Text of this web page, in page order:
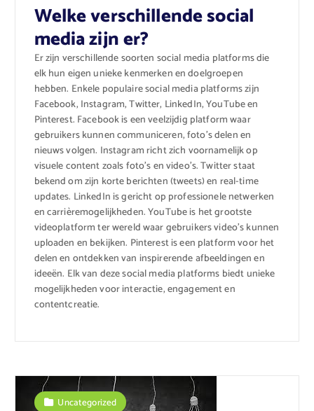
Welke verschillende social
media zijn er?
Er zijn verschillende soorten social media platforms die
elk hun eigen unieke kenmerken en doelgroepen
hebben. Enkele populaire social media platforms zijn
Facebook, Instagram, Twitter, LinkedIn, YouTube en
Pinterest. Facebook is een veelzijdig platform waar
gebruikers kunnen communiceren, foto’s delen en
nieuws volgen. Instagram richt zich voornamelijk op
visuele content zoals foto’s en video’s. Twitter staat
bekend om zijn korte berichten (tweets) en real-time
updates. LinkedIn is gericht op professionele netwerken
en carrièremogelijkheden. YouTube is het grootste
videoplatform ter wereld waar gebruikers video’s kunnen
uploaden en bekijken. Pinterest is een platform voor het
delen en ontdekken van inspirerende afbeeldingen en
ideeën. Elk van deze social media platforms biedt unieke
mogelijkheden voor interactie, engagement en
contentcreatie.
Uncategorized